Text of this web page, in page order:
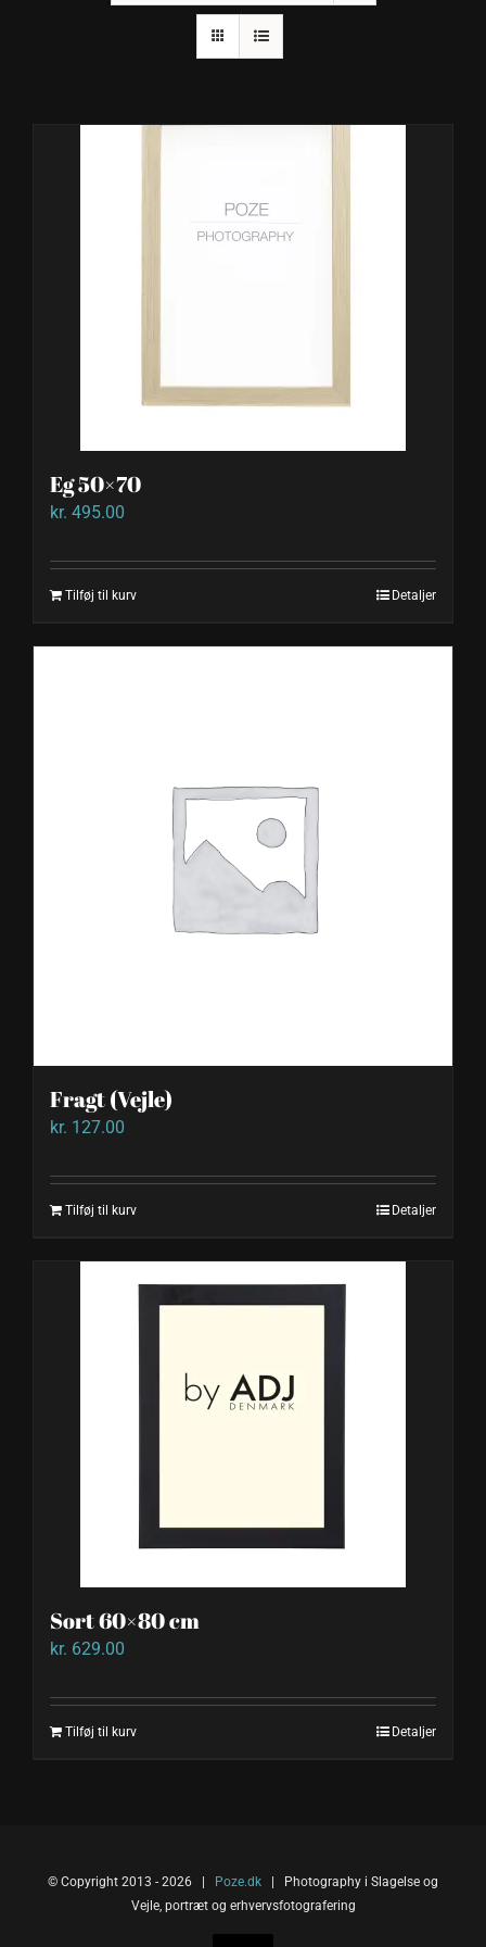
Eg 50×70
kr. 495.00
Tilføj til kurv Detaljer
Fragt (Vejle)
kr. 127.00
Tilføj til kurv Detaljer
Sort 60×80 cm
kr. 629.00
Tilføj til kurv Detaljer
© Copyright 2013 - 2026 | Poze.dk | Photography i Slagelse og
Vejle, portræt og erhvervsfotografering